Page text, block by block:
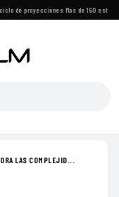
de proyecciones·Más de 160
LAS COMPLEJID...